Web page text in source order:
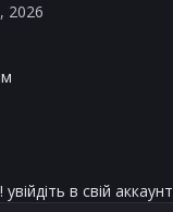
2026
в свій аккаунт